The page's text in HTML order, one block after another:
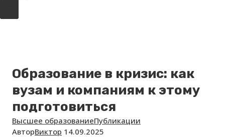
Образование в кризис: как
вузам и компаниям к этому
подготовиться
Высшее образованиеПубликации
АвторВиктор 14.09.2025